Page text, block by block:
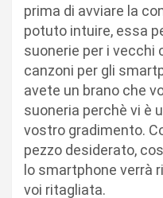
prima di avviare la
potuto intuire, essa
suonerie per i vecchi
canzoni per gli
avete un brano che
suoneria perchè vi è
vostro gradimento.
pezzo desiderato,
lo smartphone verrà
voi ritagliata.